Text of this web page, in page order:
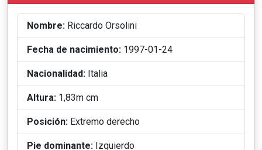
Nombre: Riccardo Orsolini
Fecha de nacimiento: 1997-01-24
Nacionalidad: Italia
Altura: 1,83m cm
Posición: Extremo derecho
Pie dominante: Izquierdo